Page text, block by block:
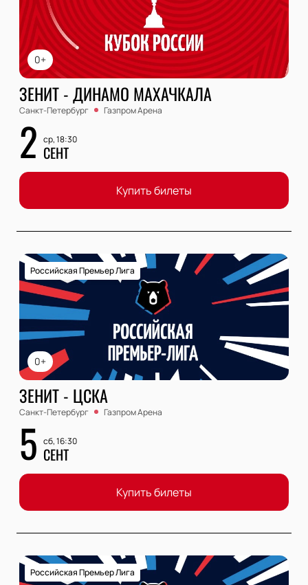
0+
ЗЕНИТ - ДИНАМО МАХАЧКАЛА
Санкт-Петербург Газпром Арена
2 ср, 18:30
СЕНТ
Купить билеты
0+
Российская Премьер Лига
ЗЕНИТ - ЦСКА
Санкт-Петербург Газпром Арена
5 сб, 16:30
СЕНТ
Купить билеты
Российская Премьер Лига